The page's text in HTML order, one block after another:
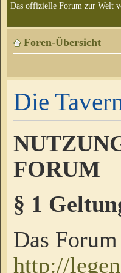
Das offizielle Forum zur Welt
Foren-Übersicht
Die
FORUM
§ 1
Das
http://